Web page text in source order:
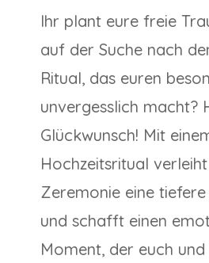
Ihr plant eure freie
auf der Suche nach
Ritual, das euren
unvergesslich macht?
Glückwunsch! Mit
Hochzeitsritual
Zeremonie eine
und schafft einen
Moment, der euch